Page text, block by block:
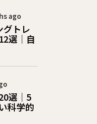
ago
グトレ
選｜自
選｜5
科学的